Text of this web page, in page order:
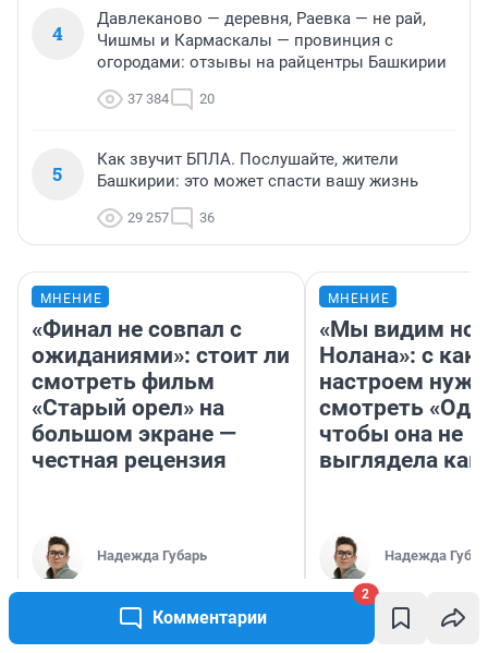
Комментарии
2
4
Давлеканово — деревня, Раевка — не рай,
Чишмы и Кармаскалы — провинция с
огородами: отзывы на райцентры Башкирии
37 384 20
5
Как звучит БПЛА. Послушайте, жители
Башкирии: это может спасти вашу жизнь
29 257 36
МНЕНИЕ
«Финал не совпал с
ожиданиями»: стоит ли
смотреть фильм
«Старый орел» на
большом экране —
честная рецензия
Надежда Губарь
МНЕНИЕ
«Мы видим
Нолана»: с
настроем
смотреть
чтобы она не
выглядела как
Надежда